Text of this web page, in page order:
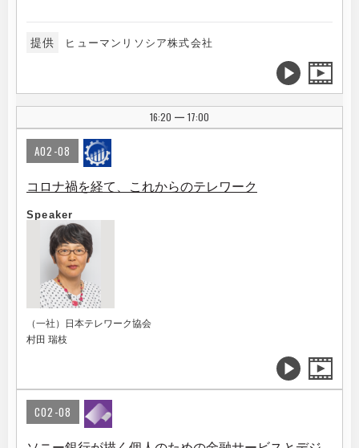
提供 ヒューマンリソシア株式会社
16:20 | 17:00
A02-08
コロナ禍を経て、これからのテレワーク
Speaker
（一社）日本テレワーク協会
村田 瑞枝
C02-08